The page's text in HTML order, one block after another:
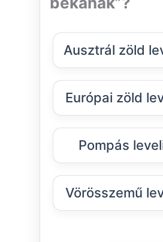
Ausztrál zöld
Európai zöld
Pompás
Vörösszemű